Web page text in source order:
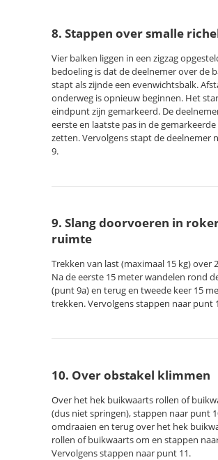
8. Stappen over smalle
Vier balken liggen in een zigzag
bedoeling is dat de deelnemer over de
stapt als zijnde een evenwichtsbalk.
onderweg is opnieuw beginnen. Het
eindpunt zijn gemarkeerd. De
eerste en laatste pas in de
zetten. Vervolgens stapt de deelnemer
9.
9. Slang doorvoeren in
ruimte
Trekken van last (maximaal 15 kg) over
Na de eerste 15 meter wandelen rond
(punt 9a) en terug en tweede keer 15
trekken. Vervolgens stappen naar punt
10. Over obstakel klimmen
Over het hek buikwaarts rollen of
(dus niet springen), stappen naar punt
omdraaien en terug over het hek
rollen of buikwaarts om en stappen
Vervolgens stappen naar punt 11.